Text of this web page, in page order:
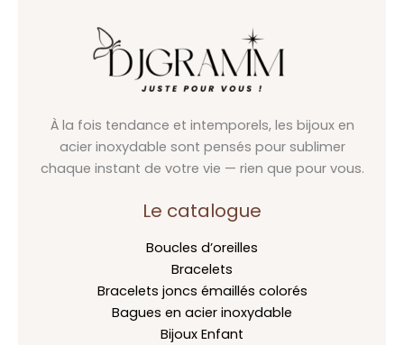
À la fois tendance et intemporels, les bijoux en
acier inoxydable sont pensés pour sublimer
chaque instant de votre vie — rien que pour vous.
Le catalogue
Boucles d’oreilles
Bracelets
Bracelets joncs émaillés colorés
Bagues en acier inoxydable
Bijoux Enfant